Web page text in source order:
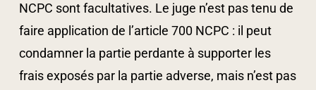
NCPC sont facultatives. Le juge n’est pas tenu de
faire application de l’article 700 NCPC : il peut
condamner la partie perdante à supporter les
frais exposés par la partie adverse, mais n’est pas